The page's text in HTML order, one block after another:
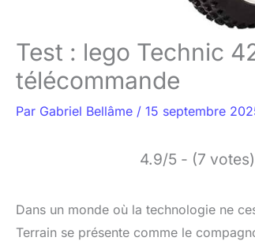
Test : lego Technic
télécommande
Par Gabriel Bellâme / 15 septembre
4.9/5 - (7 votes)
Dans un monde où la technologie ne
Terrain se présente comme le